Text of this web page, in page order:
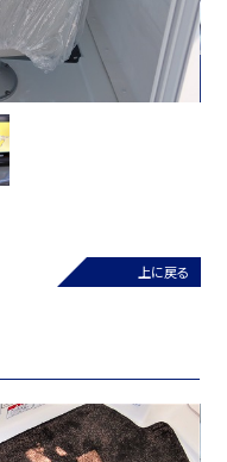
上に戻る